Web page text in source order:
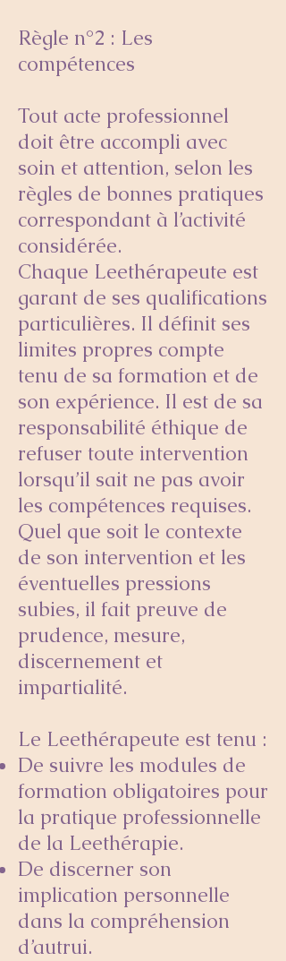
Règle n°2 : Les
compétences
Tout acte professionnel
doit être accompli avec
soin et attention, selon les
règles de bonnes pratiques
correspondant à l’activité
considérée.
Chaque Leethérapeute est
garant de ses qualifications
particulières. Il définit ses
limites propres compte
tenu de sa formation et de
son expérience. Il est de sa
responsabilité éthique de
refuser toute intervention
lorsqu’il sait ne pas avoir
les compétences requises.
Quel que soit le contexte
de son intervention et les
éventuelles pressions
subies, il fait preuve de
prudence, mesure,
discernement et
impartialité.
Le Leethérapeute est tenu :
De suivre les modules de
formation obligatoires pour
la pratique professionnelle
de la Leethérapie.
De discerner son
implication personnelle
dans la compréhension
d’autrui.